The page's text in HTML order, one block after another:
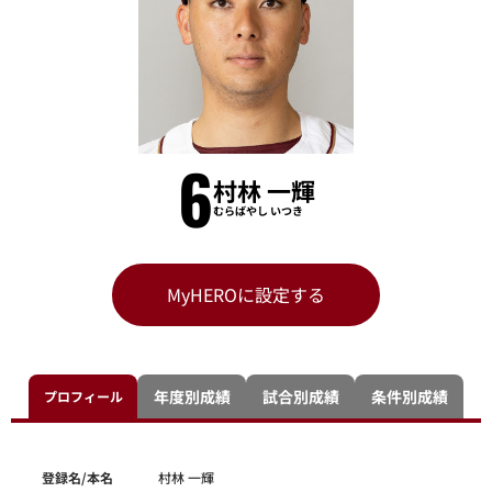
6村林 一輝
むらばやし いつき
MyHEROに設定する
プロフィール 年度別成績 試合別成績 条件別成績
登録名/本名 村林 一輝